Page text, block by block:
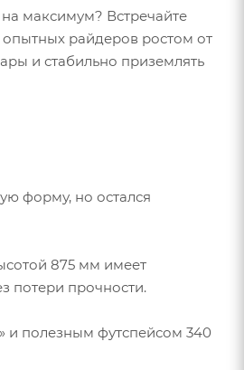
максимум? Встречайте
райдеров ростом от
и стабильно приземлять
форму, но остался
875 мм имеет
потери прочности.
и полезным футспейсом 340